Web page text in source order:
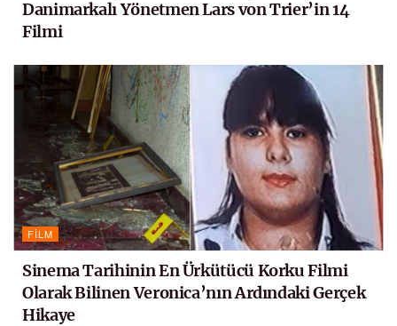
Danimarkalı Yönetmen Lars von Trier’in 14
Filmi
FILM
Sinema Tarihinin En Ürkütücü Korku Filmi
Olarak Bilinen Veronica’nın Ardındaki Gerçek
Hikaye